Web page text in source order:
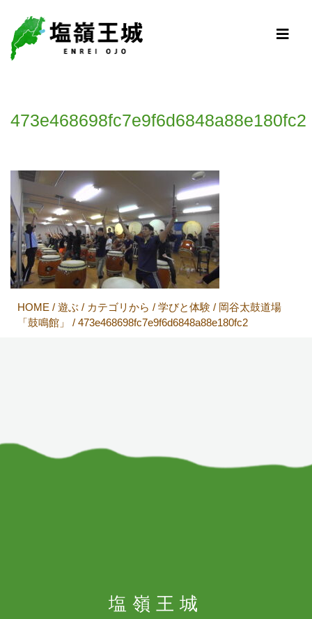
473e468698fc7e9f6d6848a88e180fc2
HOME / 遊ぶ / カテゴリから / 学びと体験 / 岡谷太鼓道場
「鼓鳴館」
/ 473e468698fc7e9f6d6848a88e180fc2
塩嶺王城